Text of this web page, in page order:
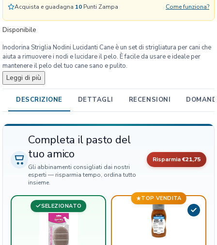
Disponibile
Inodorina Striglia Nodini Lucidanti Cane è un set di strigliatura per cani che
aiuta a rimuovere i nodi e lucidare il pelo. È facile da usare e ideale per
mantenere il pelo del tuo cane sano e pulito.
Leggi di più
i
N
d
i
n
i
L
u
c
i
a
n
t
i
C
a
n
Acquista e guadagna 10 Punti Zampa Come funziona?
DESCRIZIONE DETTAGLI RECENSIONI
Completa il pasto del
tuo amico
Gli abbinamenti consigliati dai nostri
esperti — risparmia tempo, ordina tutto
insieme.
Risparmia€21,75
SELEZIONATO
TOP VENDITA